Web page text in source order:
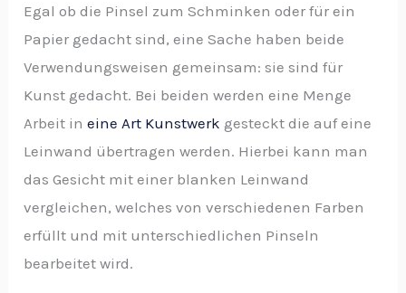
Egal ob die Pinsel zum Schminken oder für ein
Papier gedacht sind, eine Sache haben beide
Verwendungsweisen gemeinsam: sie sind für
Kunst gedacht. Bei beiden werden eine Menge
Arbeit ineine Art Kunstwerk gesteckt die auf eine
Leinwand übertragen werden. Hierbei kann man
das Gesicht mit einer blanken Leinwand
vergleichen, welches von verschiedenen Farben
erfüllt und mit unterschiedlichen Pinseln
bearbeitet wird.